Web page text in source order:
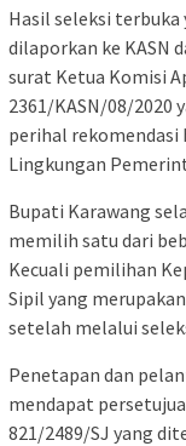
Hasil seleksi
dilaporkan ke KASN
surat Ketua Komisi
2361/KASN/08/2020
perihal rekomendasi
Lingkungan
Bupati Karawang
memilih satu dari
Kecuali pemilihan
Sipil yang
setelah melalui
Penetapan dan
mendapat
821/2489/SJ yang